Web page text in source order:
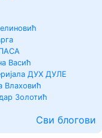
Васић
ДУХ ДУЛЕ
Влаховић
Золотић
Сви блогови